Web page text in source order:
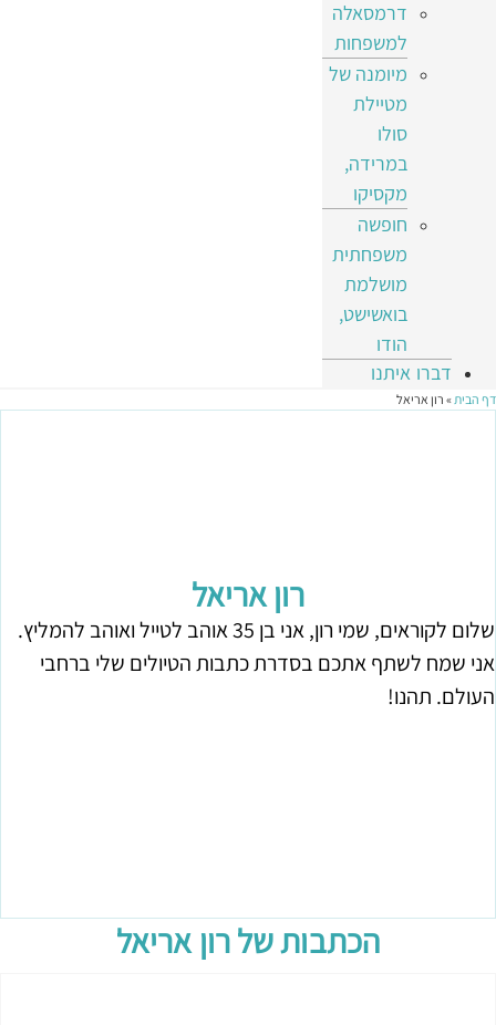
דרמסאלה
למשפחות
מיומנה של
מטיילת
סולו
במרידה,
מקסיקו
חופשה
משפחתית
מושלמת
בואשישט,
הודו
דברו איתנו
דף הבית » רון אריאל
רון אריאל
שלום לקוראים, שמי רון, אני בן 35 אוהב לטייל ואוהב להמליץ.
אני שמח לשתף אתכם בסדרת כתבות הטיולים שלי ברחבי
העולם. תהנו!
הכתבות שלרון אריאל